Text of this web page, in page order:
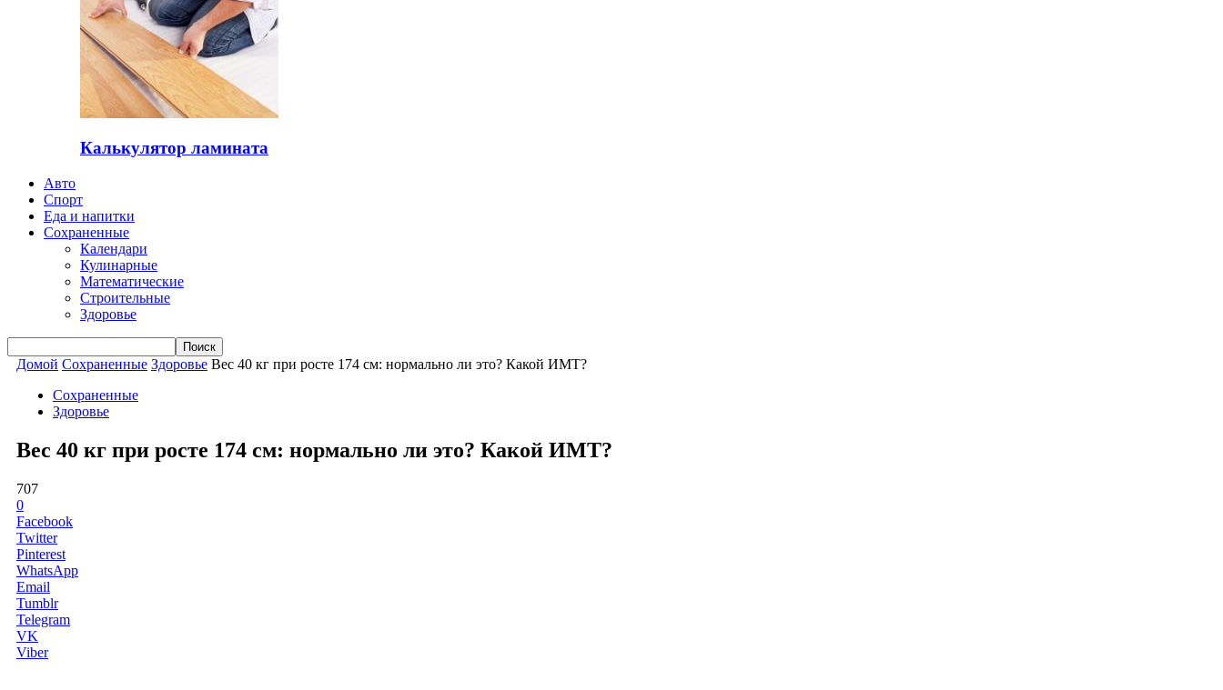
Калькулятор ламината
Авто
Спорт
Еда и напитки
Сохраненные
Календари
Кулинарные
Математические
Строительные
Здоровье
Домой Сохраненные Здоровье Вес 40 кг при росте 174 см: нормально ли это? Какой ИМТ?
Сохраненные
Здоровье
Вес 40 кг при росте 174 см: нормально ли это? Какой ИМТ?
707
0
Facebook
Twitter
Pinterest
WhatsApp
Email
Tumblr
Telegram
VK
Viber